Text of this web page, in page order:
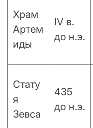
Храм
Артем
иды
IV в.
до н.э.
Стату
я
Зевса
435
до н.э.